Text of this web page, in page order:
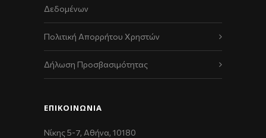
Δεδομένων
Πολιτική Απορρήτου Χρηστών
Δήλωση Προσβασιμότητας
ΕΠΙΚΟΙΝΩΝΊΑ
Νίκης 5-7, Αθήνα, 10180